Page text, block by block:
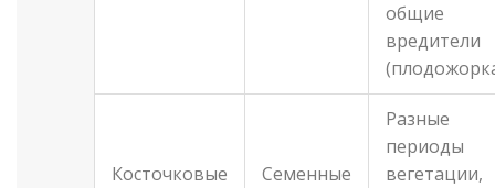
общие
вредители
Косточковые
Семенные
Разные
периоды
вегетации,